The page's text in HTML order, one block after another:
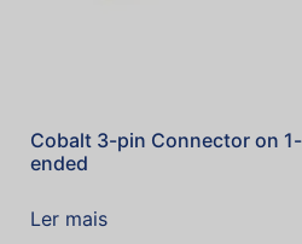
Cobalt 3-pin Connector on
ended
Ler mais